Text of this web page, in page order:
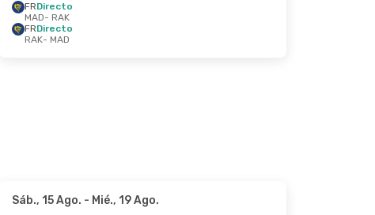
FRDirecto
MAD- RAK
FRDirecto
RAK- MAD
Sáb., 15 Ago. - Mié., 19 Ago.